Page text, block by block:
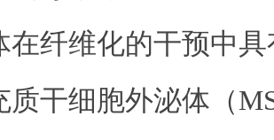
在纤维化的干预中
质干细胞外泌体（